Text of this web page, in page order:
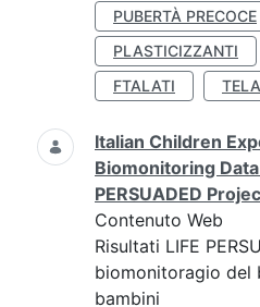
PUBERTÀ PRECOCE
PLASTICIZZANTI
FTALATI
Italian Children
Biomonitoring
PERSUADED
Contenuto Web
Risultati LIFE
biomonitoragio del
bambini